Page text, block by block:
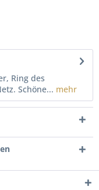
Ring des
Schöne... mehr